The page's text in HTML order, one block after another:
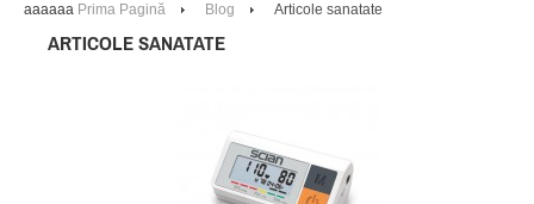
aaaaaa Prima Pagină Blog Articole sanatate
ARTICOLE SANATATE